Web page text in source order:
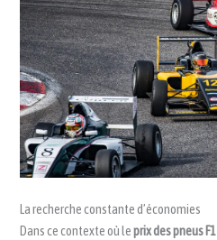
La recherche constante d’économies
Dans ce contexte où leprix des pneus F1